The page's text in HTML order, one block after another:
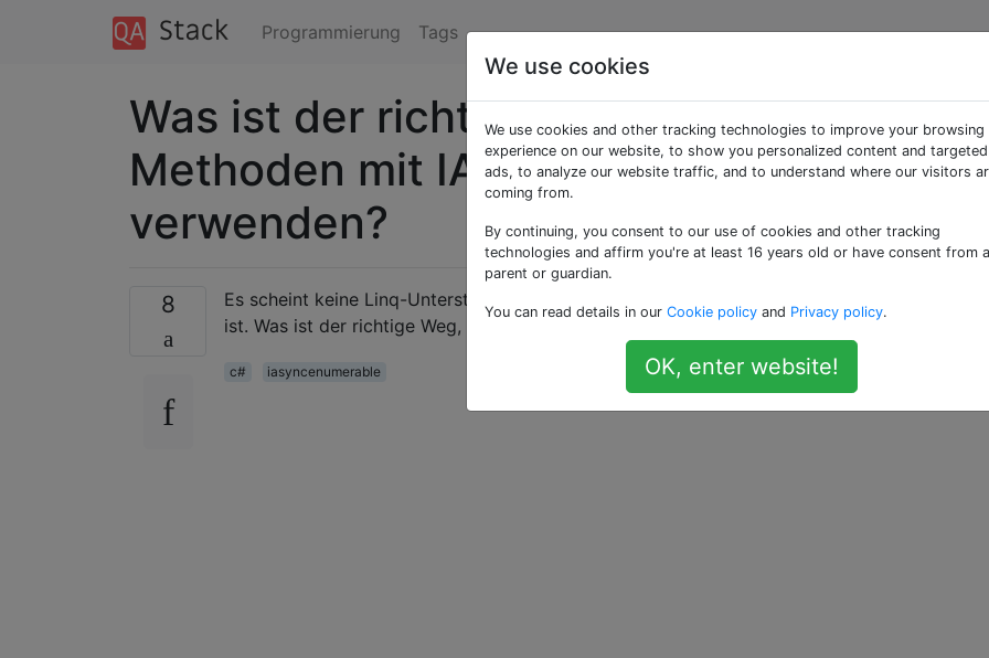
Programmierung Tags
Was ist der richtige Weg, um Linq-Typ-
Methoden mit IAsyncEnumerable zu
verwenden?
8
Es scheint keine Linq-Unterstützung für IAsyncEnumerable zu geben, das mit .NET Core
ist. Was ist der richtige Weg, um einfache Dinge wie ToList und Count ausführen zu
c# iasyncenumerable
We use cookies
We use cookies and other tracking technologies to improve your browsing
experience on our website, to show you personalized content and targeted
ads, to analyze our website traffic, and to understand where our visitors
coming from.
By continuing, you consent to our use of cookies and other tracking
technologies and affirm you're at least 16 years old or have consent from a
parent or guardian.
You can read details in our Cookie policy and Privacy policy.
OK, enter website!